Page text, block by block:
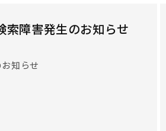
索障害発生のお知らせ
知らせ